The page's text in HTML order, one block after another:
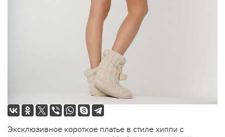
Эксклюзивное короткое платье в стиле хиппи с